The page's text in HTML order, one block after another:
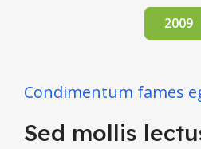
2009
Condimentum fames
Sed mollis